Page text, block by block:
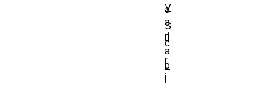
a
S
c
r
i
V
a
ri
a
b
l